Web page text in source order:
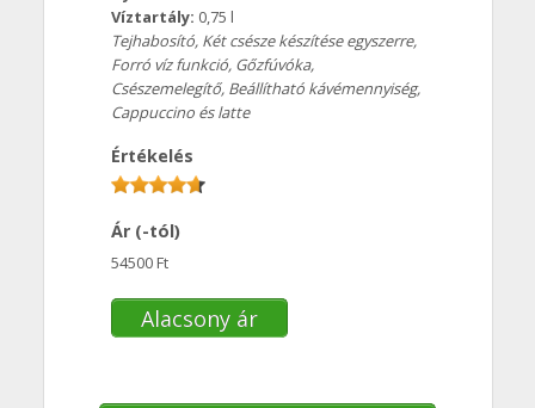
Víztartály: 0,75 l
Tejhabosító, Két csésze készítése egyszerre,
Forró víz funkció, Gőzfúvóka,
Csészemelegítő, Beállítható kávémennyiség,
Cappuccino és latte
Értékelés
Ár (-tól)
54500 Ft
Alacsony ár